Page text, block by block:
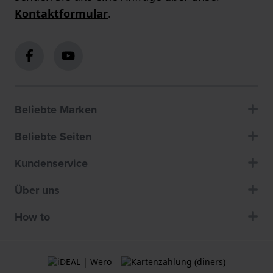
Kontaktformular.
Beliebte Marken
Beliebte Seiten
Kundenservice
Über uns
How to